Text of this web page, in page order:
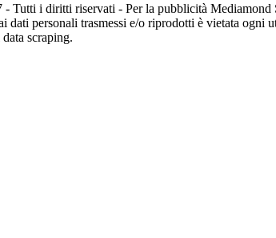
Tutti i diritti riservati - Per la pubblicità
dati personali trasmessi e/o riprodotti è vietata ogni
scraping.